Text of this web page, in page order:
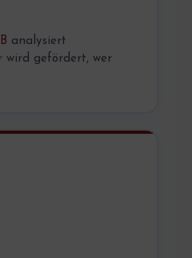
analysiert
wird gefördert, wer